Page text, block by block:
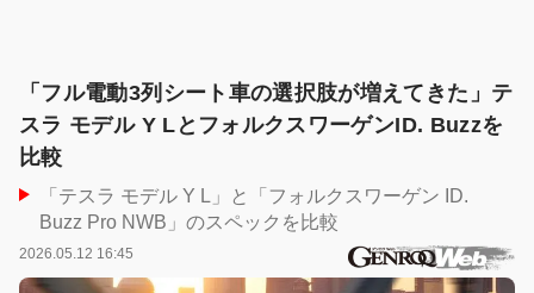
「フル電動3列シート車の選択肢が増えてきた」テ
スラ モデル Y LとフォルクスワーゲンID. Buzzを
比較
「テスラ モデル Y L」と「フォルクスワーゲン ID.
Buzz Pro NWB」のスペックを比較
2026.05.12 16:45